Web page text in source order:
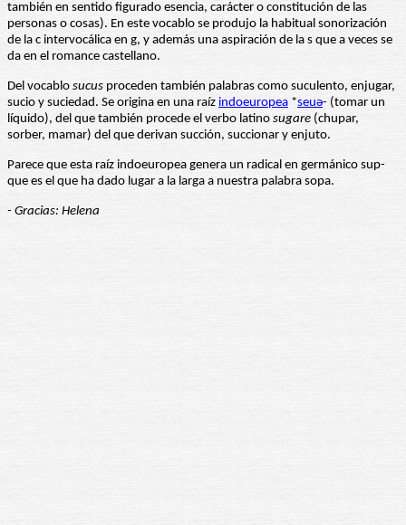
también en sentido figurado esencia, carácter o constitución de las
personas o cosas). En este vocablo se produjo la habitual sonorización
de la c intervocálica en g, y además una aspiración de la s que a veces se
da en el romance castellano.
Del vocablo sucus proceden también palabras como suculento, enjugar,
sucio y suciedad. Se origina en una raíz indoeuropea *seuə- (tomar un
líquido), del que también procede el verbo latino sugare (chupar,
sorber, mamar) del que derivan succión, succionar y enjuto.
Parece que esta raíz indoeuropea genera un radical en germánico sup-
que es el que ha dado lugar a la larga a nuestra palabra sopa.
- Gracias: Helena